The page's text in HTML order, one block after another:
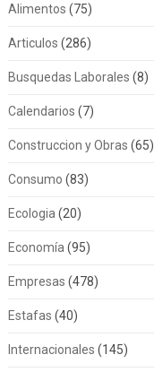
Alimentos (75)
Articulos (286)
Busquedas Laborales (8)
Calendarios (7)
Construccion y Obras (65)
Consumo (83)
Ecologia (20)
Economía (95)
Empresas (478)
Estafas (40)
Internacionales (145)